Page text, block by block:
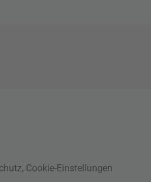
, Cookie-Einstellungen